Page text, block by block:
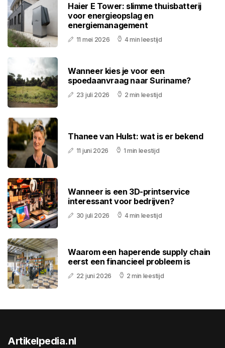
Haier E Tower: slimme thuisbatterij
voor energieopslag en
energiemanagement
11 mei 2026 4 min leestijd
Wanneer kies je voor een
spoedaanvraag naar Suriname?
23 juli 2026 2 min leestijd
Thanee van Hulst: wat is er bekend
11 juni 2026 1 min leestijd
Wanneer is een 3D-printservice
interessant voor bedrijven?
30 juli 2026 4 min leestijd
Waarom een haperende supply chain
eerst een financieel probleem is
22 juni 2026 2 min leestijd
Artikelpedia.nl